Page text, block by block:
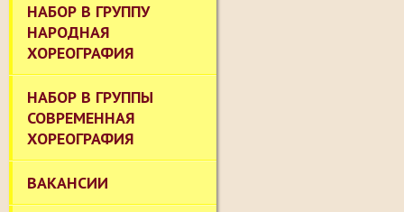
НАБОР В ГРУППУ
НАРОДНАЯ
ХОРЕОГРАФИЯ
НАБОР В ГРУППЫ
СОВРЕМЕННАЯ
ХОРЕОГРАФИЯ
ВАКАНСИИ